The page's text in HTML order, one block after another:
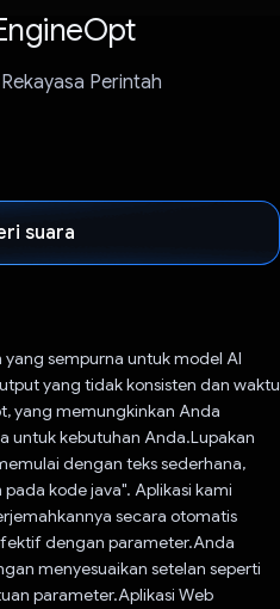
Perintah
suara
sempurna untuk model AI
yang tidak konsisten dan waktu
yang memungkinkan Anda
untuk kebutuhan Anda.Lupakan
dengan teks sederhana,
kode java". Aplikasi kami
secara otomatis
dengan parameter.Anda
menyesuaikan setelan seperti
parameter.Aplikasi Web